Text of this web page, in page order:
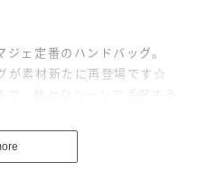
ェ定番のハンドバッグ。
が素材新たに再登場です☆
で、様々なシーンで活躍する
ができるチャームセットで自
♪